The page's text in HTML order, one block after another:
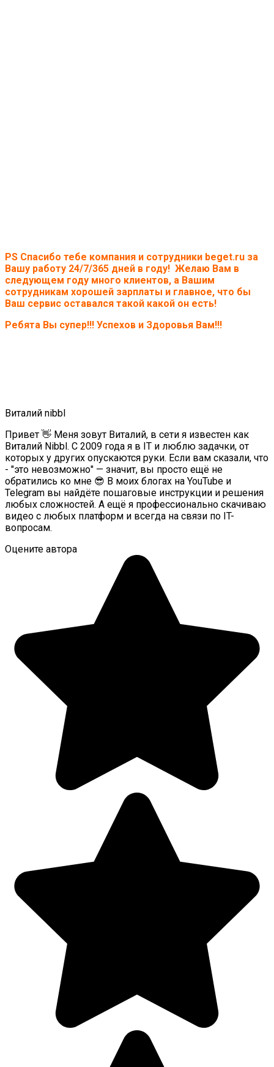
PS Спасибо тебе компания и сотрудники beget.ru за
Вашу работу 24/7/365 дней в году! Желаю Вам в
следующем году много клиентов, а Вашим
сотрудникам хорошей зарплаты и главное, что бы
Ваш сервис оставался такой какой он есть!
Ребята Вы супер!!! Успехов и Здоровья Вам!!!
Виталий nibbl
Привет 👋 Меня зовут Виталий, в сети я известен как
Виталий Nibbl. С 2009 года я в IT и люблю задачки, от
которых у других опускаются руки. Если вам сказали, что
- "это невозможно" — значит, вы просто ещё не
обратились ко мне 😎 В моих блогах на YouTube и
Telegram вы найдёте пошаговые инструкции и решения
любых сложностей. А ещё я профессионально скачиваю
видео с любых платформ и всегда на связи по IT-
вопросам.
Оцените автора